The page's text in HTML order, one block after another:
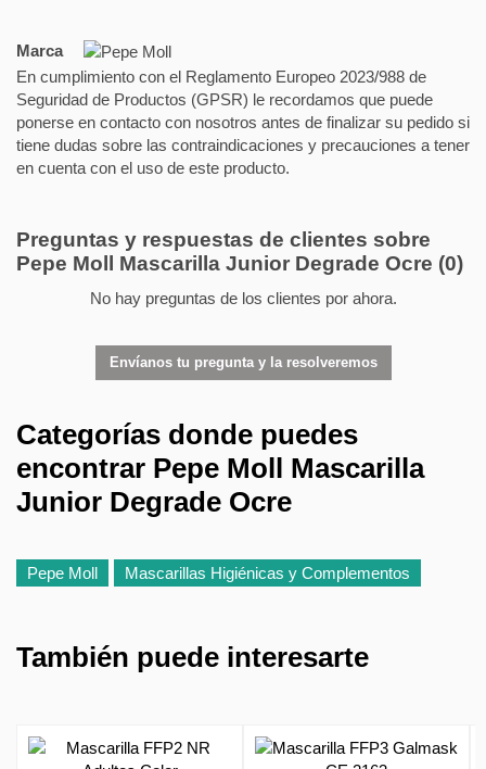
Marca
En cumplimiento con el Reglamento Europeo 2023/988 de
Seguridad de Productos (GPSR) le recordamos que puede
ponerse en contacto con nosotros antes de finalizar su pedido si
tiene dudas sobre las contraindicaciones y precauciones a tener
en cuenta con el uso de este producto.
Preguntas y respuestas de clientes sobre
Pepe Moll Mascarilla Junior Degrade Ocre (0)
No hay preguntas de los clientes por ahora.
Envíanos tu pregunta y la resolveremos
Categorías donde puedes
encontrar Pepe Moll Mascarilla
Junior Degrade Ocre
Pepe Moll Mascarillas Higiénicas y Complementos
También puede interesarte